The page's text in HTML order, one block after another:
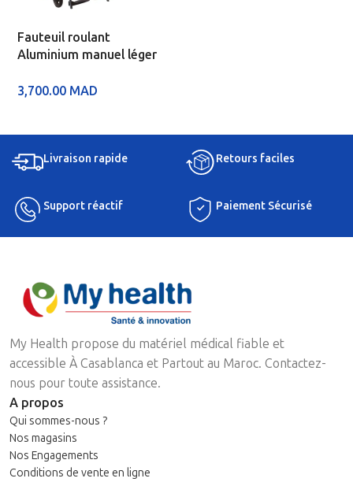
Fauteuil roulant
Aluminium manuel léger
3,700.00 MAD
Livraison rapide Retours faciles
Support réactif Paiement Sécurisé
My Health propose du matériel médical fiable et
accessible À Casablanca et Partout au Maroc. Contactez-
nous pour toute assistance.
A propos
Qui sommes-nous ?
Nos magasins
Nos Engagements
Conditions de vente en ligne